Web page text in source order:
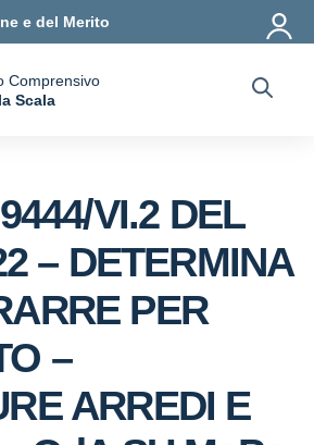
e del Merito
Comprensivo
Scala
VI.2 DEL
– DETERMINA
PER
–
ARREDI E